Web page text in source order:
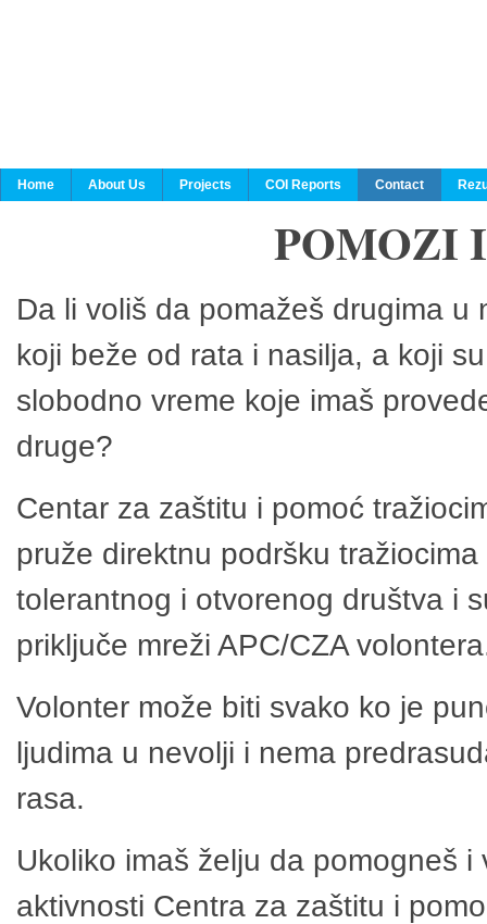
Home About Us Projects COI Reports Contact
POMOZI
Da li voliš da pomažeš drugima
koji beže od rata i nasilja, a koji
slobodno vreme koje imaš
druge?
Centar za zaštitu i pomoć
pruže direktnu podršku
tolerantnog i otvorenog društva i
priključe mreži APC/CZA
Volonter može biti svako ko je
ljudima u nevolji i nema
rasa.
Ukoliko imaš želju da pomogneš
aktivnosti Centra za zaštitu i